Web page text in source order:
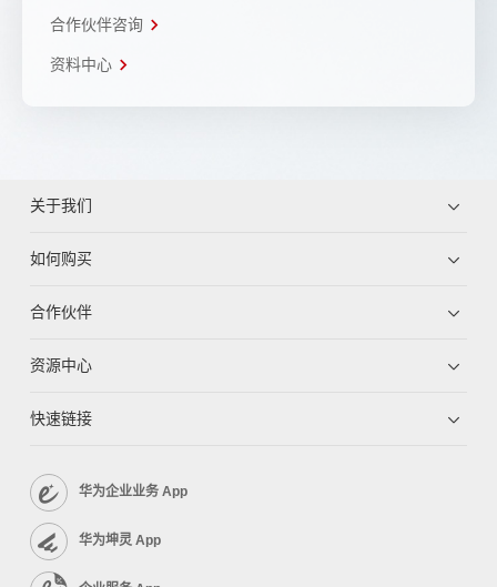
合作伙伴咨询
资料中心
关于我们
如何购买
合作伙伴
资源中心
快速链接
华为企业业务 App
华为坤灵 App